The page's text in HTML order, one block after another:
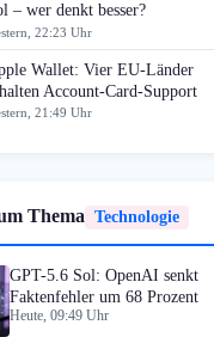
– wer denkt besser?
22:23 Uhr
Wallet: Vier EU-Länder
Account-Card-Support
21:49 Uhr
Thema Technologie
GPT-5.6 Sol: OpenAI senkt
Faktenfehler um 68 Prozent
Heute, 09:49 Uhr